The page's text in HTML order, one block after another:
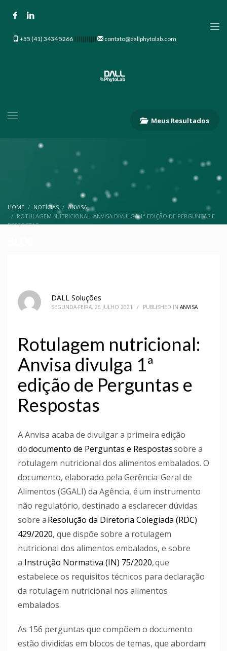
+55 (41) 3434 5266 ||||||||||| contato@dallphytolab.com
Meus Resultados
HOME NOTÍCIAS
ANVISA
ROTULAGEM NUTRICIONAL: ANVISA DIVULGA 1ª EDIÇÃO DE PERGUNTAS E
RESPOSTAS
DALL Soluções
SEGUNDA-FEIRA, 26 JULHO 2021 / PUBLISHED IN ANVISA
Rotulagem nutricional:
Anvisa divulga 1ª
edição de Perguntas e
Respostas
A Anvisa acaba de divulgar a primeira edição
dodocumento de Perguntas e Respostassobre a
rotulagem nutricional dos alimentos embalados. O
documento, elaborado pela Gerência-Geral de
Alimentos (GGALI) da Agência, é um instrumento
não regulatório, destinado a esclarecer dúvidas
sobre aResolução da Diretoria Colegiada (RDC)
429/2020, que dispõe sobre a rotulagem
nutricional dos alimentos embalados, e sobre
a Instrução Normativa (IN) 75/2020,que
estabelece os requisitos técnicos para declaração
da rotulagem nutricional nos alimentos
embalados.
As 156 perguntas que compõem o documento
estão divididas em blocos de temas, que abordam: